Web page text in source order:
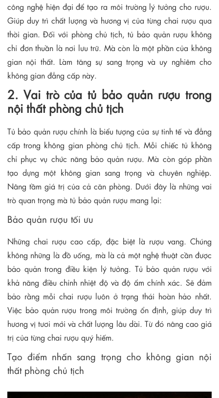
công nghệ hiện đại để tạo ra môi trường lý tưởng cho rượu.
Giúp duy trì chất lượng và hương vị của từng chai rượu qua
thời gian. Đối với phòng chủ tịch, tủ bảo quản rượu không
chỉ đơn thuần là nơi lưu trữ. Mà còn là một phần của không
gian nội thất. Làm tăng sự sang trọng và uy nghiêm cho
không gian đẳng cấp này.
2. Vai trò của tủ bảo quản rượu trong
nội thất phòng chủ tịch
Tủ bảo quản rượu chính là biểu tượng của sự tinh tế và đẳng
cấp trong không gian phòng chủ tịch. Mỗi chiếc tủ không
chỉ phục vụ chức năng bảo quản rượu. Mà còn góp phần
tạo dựng một không gian sang trọng và chuyên nghiệp.
Nâng tầm giá trị của cả căn phòng. Dưới đây là những vai
trò quan trọng mà tủ bảo quản rượu mang lại:
Bảo quản rượu tối ưu
Những chai rượu cao cấp, đặc biệt là rượu vang. Chúng
không những là đồ uống, mà là cả một nghệ thuật cần được
bảo quản trong điều kiện lý tưởng. Tủ bảo quản rượu với
khả năng điều chỉnh nhiệt độ và độ ẩm chính xác. Sẽ đảm
bảo rằng mỗi chai rượu luôn ở trạng thái hoàn hảo nhất.
Việc bảo quản rượu trong môi trường ổn định, giúp duy trì
hương vị tươi mới và chất lượng lâu dài. Từ đó nâng cao giá
trị của từng chai rượu quý hiếm.
Tạo điểm nhấn sang trọng cho không gian nội
thất phòng chủ tịch